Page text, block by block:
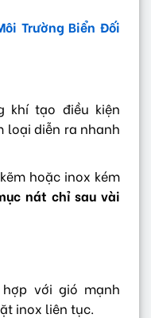
Trường Biển Đối
khí tạo điều kiện
loại diễn ra nhanh
hoặc inox kém
nát chỉ sau vài
hợp với gió mạnh
inox liên tục.